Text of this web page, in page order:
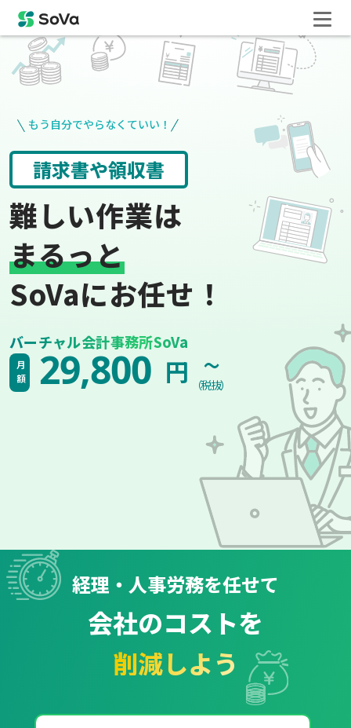
もう自分でやらなくていい！
役所手続き 給与計算
難しい作業は
まるっと
SoVaにお任せ！
バーチャル会計事務所SoVa
月額 29,800 円 ~
（税抜）
経理・人事労務を任せて
会社のコストを
削減しよう